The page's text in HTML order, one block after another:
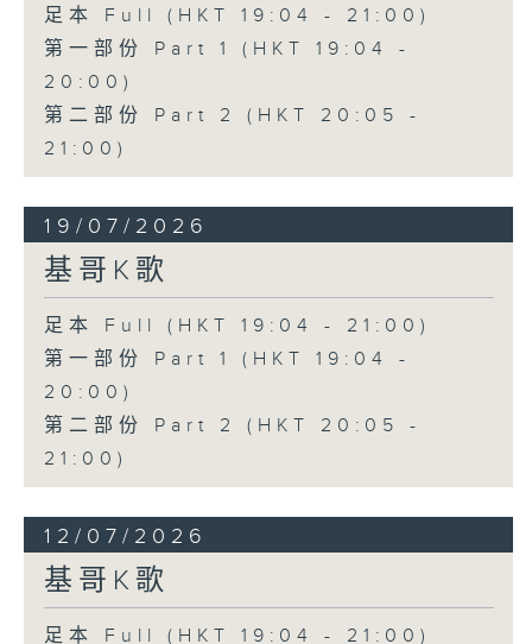
足本 Full (HKT 19:04 - 21:00)
第一部份 Part 1 (HKT 19:04 -
20:00)
第二部份 Part 2 (HKT 20:05 -
21:00)
19/07/2026
基哥K歌
足本 Full (HKT 19:04 - 21:00)
第一部份 Part 1 (HKT 19:04 -
20:00)
第二部份 Part 2 (HKT 20:05 -
21:00)
12/07/2026
基哥K歌
足本 Full (HKT 19:04 - 21:00)